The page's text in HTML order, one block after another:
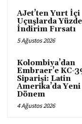
AJet’ten Yurt İçi
Uçuşlarda
İndirim Fırsatı
5 Ağustos 2026
Kolombiya’dan
Embraer’e KC-
Siparişi: Latin
Amerika’da Yeni
Dönem
4 Ağustos 2026